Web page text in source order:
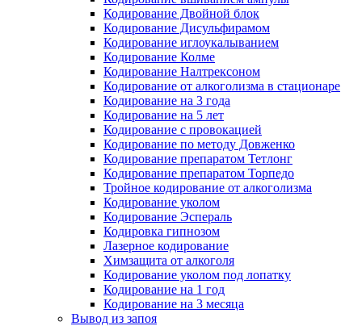
Кодирование Двойной блок
Кодирование Дисульфирамом
Кодирование иглоукалыванием
Кодирование Колме
Кодирование Налтрексоном
Кодирование от алкоголизма в стационаре
Кодирование на 3 года
Кодирование на 5 лет
Кодирование с провокацией
Кодирование по методу Довженко
Кодирование препаратом Тетлонг
Кодирование препаратом Торпедо
Тройное кодирование от алкоголизма
Кодирование уколом
Кодирование Эспераль
Кодировка гипнозом
Лазерное кодирование
Химзащита от алкоголя
Кодирование уколом под лопатку
Кодирование на 1 год
Кодирование на 3 месяца
Вывод из запоя